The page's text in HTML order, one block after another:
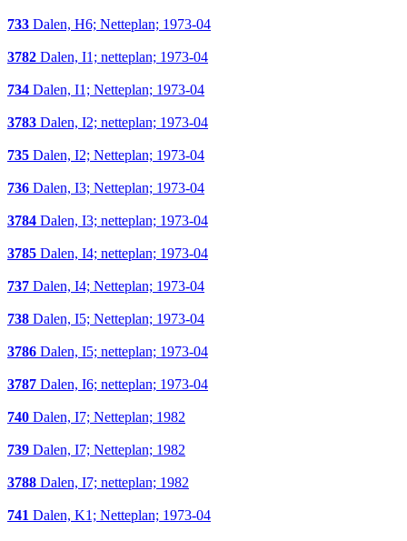
733 Dalen, H6; Netteplan; 1973-04
3782 Dalen, I1; netteplan; 1973-04
734 Dalen, I1; Netteplan; 1973-04
3783 Dalen, I2; netteplan; 1973-04
735 Dalen, I2; Netteplan; 1973-04
736 Dalen, I3; Netteplan; 1973-04
3784 Dalen, I3; netteplan; 1973-04
3785 Dalen, I4; netteplan; 1973-04
737 Dalen, I4; Netteplan; 1973-04
738 Dalen, I5; Netteplan; 1973-04
3786 Dalen, I5; netteplan; 1973-04
3787 Dalen, I6; netteplan; 1973-04
740 Dalen, I7; Netteplan; 1982
739 Dalen, I7; Netteplan; 1982
3788 Dalen, I7; netteplan; 1982
741 Dalen, K1; Netteplan; 1973-04